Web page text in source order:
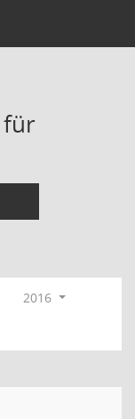
für
2016